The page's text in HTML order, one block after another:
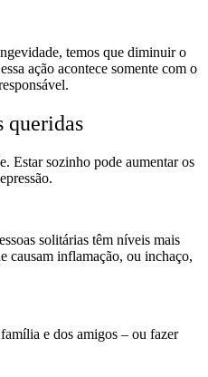
temos que diminuir o
ação acontece somente com o
queridas
Estar sozinho pode aumentar os
solitárias têm níveis mais
causam inflamação, ou inchaço,
e dos amigos – ou fazer